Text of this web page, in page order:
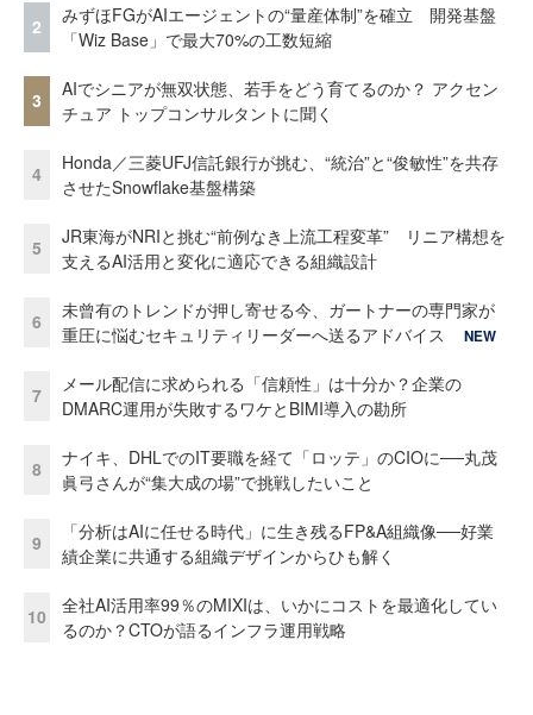
2
みずほFGがAIエージェントの“量産体制”を確立 開発基盤
「Wiz Base」で最大70%の工数短縮
3
AIでシニアが無双状態、若手をどう育てるのか？ アクセン
チュア トップコンサルタントに聞く
4
Honda／三菱UFJ信託銀行が挑む、“統治”と“俊敏性”を共存
させたSnowflake基盤構築
5
JR東海がNRIと挑む“前例なき上流工程変革” リニア構想を
支えるAI活用と変化に適応できる組織設計
6
未曾有のトレンドが押し寄せる今、ガートナーの専門家が
重圧に悩むセキュリティリーダーへ送るアドバイス
NEW
7
メール配信に求められる「信頼性」は十分か？企業の
DMARC運用が失敗するワケとBIMI導入の勘所
8
ナイキ、DHLでのIT要職を経て「ロッテ」のCIOに──丸茂
眞弓さんが“集大成の場”で挑戦したいこと
9
「分析はAIに任せる時代」に生き残るFP&A組織像──好業
績企業に共通する組織デザインからひも解く
10
全社AI活用率99％のMIXIは、いかにコストを最適化してい
るのか？CTOが語るインフラ運用戦略